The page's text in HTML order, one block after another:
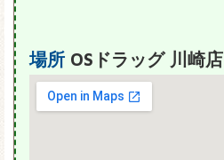
場所 OSドラッグ 川崎店